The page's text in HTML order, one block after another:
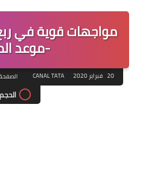
مواجهات قوية في
-موعد
20 فبراير 2020 CANAL TATA
الحجم